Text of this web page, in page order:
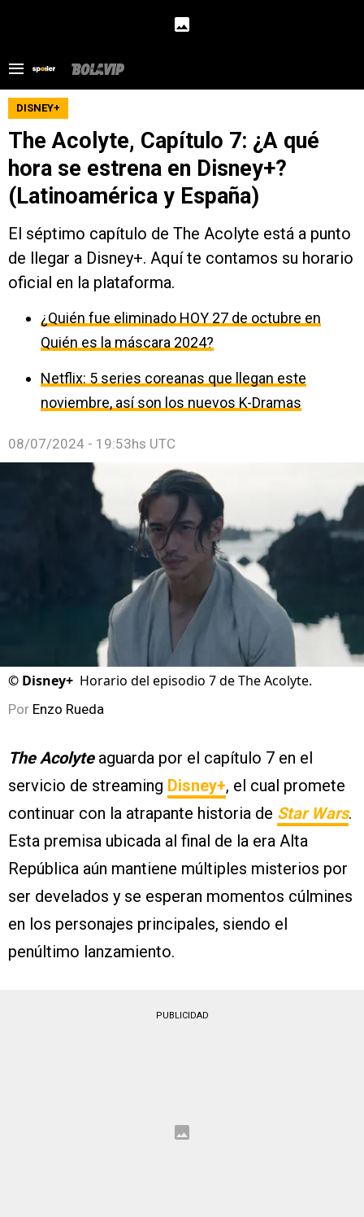
DISNEY+
The Acolyte, Capítulo 7: ¿A qué
hora se estrena en Disney+?
(Latinoamérica y España)
El séptimo capítulo de The Acolyte está a punto
de llegar a Disney+. Aquí te contamos su horario
oficial en la plataforma.
¿Quién fue eliminado HOY 27 de octubre en
Quién es la máscara 2024?
Netflix: 5 series coreanas que llegan este
noviembre, así son los nuevos K-Dramas
08/07/2024 - 19:53hs UTC
© Disney+ Horario del episodio 7 de The Acolyte.
Por Enzo Rueda
The Acolyteaguarda por el capítulo 7 en el
servicio de streaming Disney+, el cual promete
continuar con la atrapante historia de Star Wars.
Esta premisa ubicada al final de la era Alta
República aún mantiene múltiples misterios por
ser develados y se esperan momentos cúlmines
en los personajes principales, siendo el
penúltimo lanzamiento.
PUBLICIDAD